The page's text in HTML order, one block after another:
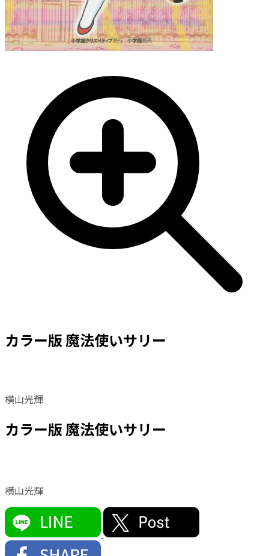
カラー版 魔法使いサリー
横山光輝
カラー版 魔法使いサリー
横山光輝